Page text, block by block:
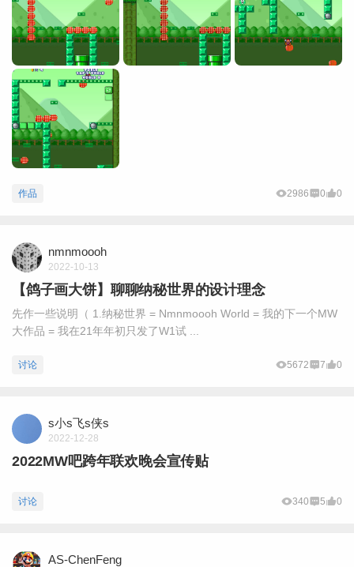
作品 2986 0 0
nmnmoooh
2022-10-13
【鸽子画大饼】聊聊纳秘世界的设计理念
先作一些说明（ 1.纳秘世界 = Nmnmoooh World = 我的下一个MW
大作品 = 我在21年年初只发了W1试 ...
讨论 5672 7 0
s小s飞s侠s
2022-12-28
2022MW吧跨年联欢晚会宣传贴
讨论 340 5 0
AS-ChenFeng